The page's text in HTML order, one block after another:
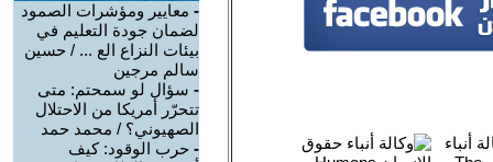
- معايير ومؤشرات الصمود
لضمان جودة التعليم في
بيئات النزاع الع ... / حسين
سالم مرجين
- سؤال لو سمحتم: متى
تتحرّر أمريكا من الاحتلال
الصهيوني؟ / محمد حمد
- حرب الوقود: كيف